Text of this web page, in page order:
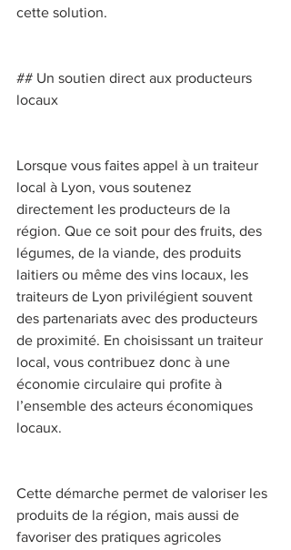
cette solution.
## Un soutien direct aux producteurs
locaux
Lorsque vous faites appel à un traiteur
local à Lyon, vous soutenez
directement les producteurs de la
région. Que ce soit pour des fruits, des
légumes, de la viande, des produits
laitiers ou même des vins locaux, les
traiteurs de Lyon privilégient souvent
des partenariats avec des producteurs
de proximité. En choisissant un traiteur
local, vous contribuez donc à une
économie circulaire qui profite à
l’ensemble des acteurs économiques
locaux.
Cette démarche permet de valoriser les
produits de la région, mais aussi de
favoriser des pratiques agricoles